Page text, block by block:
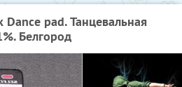
pad. Танцевальная
Белгород